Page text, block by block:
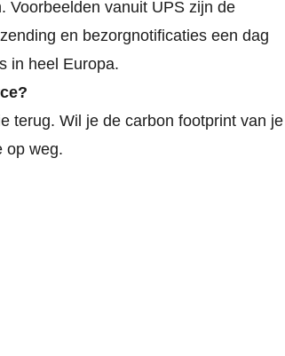
Voorbeelden vanuit UPS zijn de
en bezorgnotificaties een dag
in heel Europa.
terug. Wil je de carbon footprint van je
op weg.